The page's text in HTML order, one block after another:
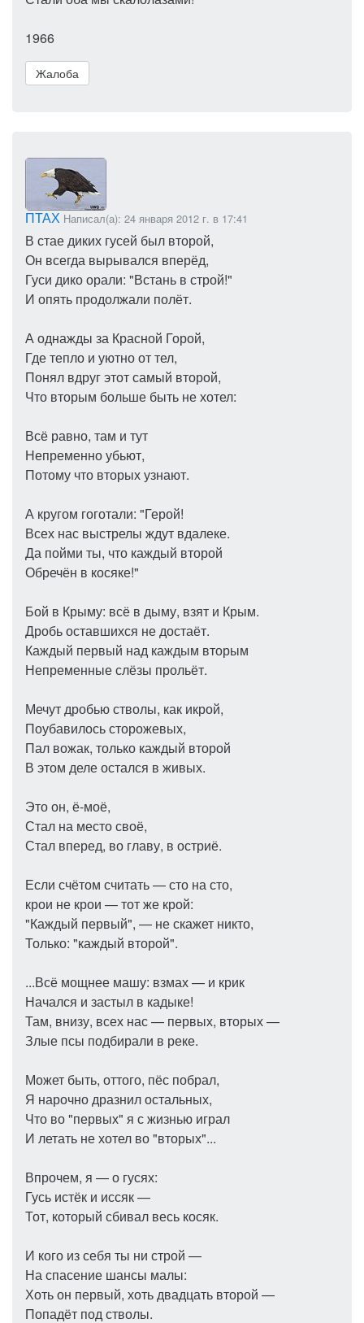
1966
Жалоба
ПТАХ Написал(а): 24 января 2012 г. в 17:41
В стае диких гусей был второй,
Он всегда вырывался вперёд,
Гуси дико орали: "Встань в строй!"
И опять продолжали полёт.
А однажды за Красной Горой,
Где тепло и уютно от тел,
Понял вдруг этот самый второй,
Что вторым больше быть не хотел:
Всё равно, там и тут
Непременно убьют,
Потому что вторых узнают.
А кругом гоготали: "Герой!
Всех нас выстрелы ждут вдалеке.
Да пойми ты, что каждый второй
Обречён в косяке!"
Бой в Крыму: всё в дыму, взят и Крым.
Дробь оставшихся не достаёт.
Каждый первый над каждым вторым
Непременные слёзы прольёт.
Мечут дробью стволы, как икрой,
Поубавилось сторожевых,
Пал вожак, только каждый второй
В этом деле остался в живых.
Это он, ё-моё,
Стал на место своё,
Стал вперед, во главу, в остриё.
Если счётом считать — сто на сто,
крои не крои — тот же крой:
"Каждый первый", — не скажет никто,
Только: "каждый второй".
...Всё мощнее машу: взмах — и крик
Начался и застыл в кадыке!
Там, внизу, всех нас — первых, вторых —
Злые псы подбирали в реке.
Может быть, оттого, пёс побрал,
Я нарочно дразнил остальных,
Что во "первых" я с жизнью играл
И летать не хотел во "вторых"...
Впрочем, я — о гусях:
Гусь истёк и иссяк —
Тот, который сбивал весь косяк.
И кого из себя ты ни строй —
На спасение шансы малы:
Хоть он первый, хоть двадцать второй —
Попадёт под стволы.